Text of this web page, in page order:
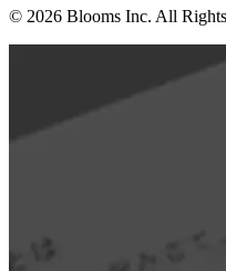
© 2026 Blooms Inc. All